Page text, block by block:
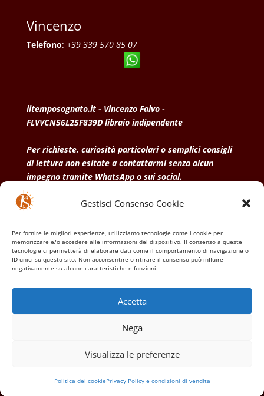
Gestisci Consenso Cookie
Per fornire le migliori esperienze, utilizziamo tecnologie come i cookie per
memorizzare e/o accedere alle informazioni del dispositivo. Il consenso a queste
tecnologie ci permetterà di elaborare dati come il comportamento di navigazione o
ID unici su questo sito. Non acconsentire o ritirare il consenso può influire
negativamente su alcune caratteristiche e funzioni.
Accetta
Nega
Visualizza le preferenze
Politica dei cookiePrivacy Policy e condizioni di vendita
Vincenzo
Telefono: +39 339 570 85 07
iltemposognato.it - Vincenzo Falvo -
FLVVCN56L25F839D libraio indipendente
Per richieste, curiosità particolari o semplici consigli
di lettura non esitate a contattarmi senza alcun
impegno tramite WhatsApp o sui social.
• Condizioni generali di vendita